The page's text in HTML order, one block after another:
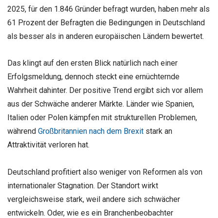
2025, für den 1.846 Gründer befragt wurden, haben mehr als
61 Prozent der Befragten die Bedingungen in Deutschland
als besser als in anderen europäischen Ländern bewertet.
Das klingt auf den ersten Blick natürlich nach einer
Erfolgsmeldung, dennoch steckt eine ernüchternde
Wahrheit dahinter. Der positive Trend ergibt sich vor allem
aus der Schwäche anderer Märkte. Länder wie Spanien,
Italien oder Polen kämpfen mit strukturellen Problemen,
während Großbritannien nach dem Brexit stark an
Attraktivität verloren hat.
Deutschland profitiert also weniger von Reformen als von
internationaler Stagnation. Der Standort wirkt
vergleichsweise stark, weil andere sich schwächer
entwickeln. Oder, wie es ein Branchenbeobachter